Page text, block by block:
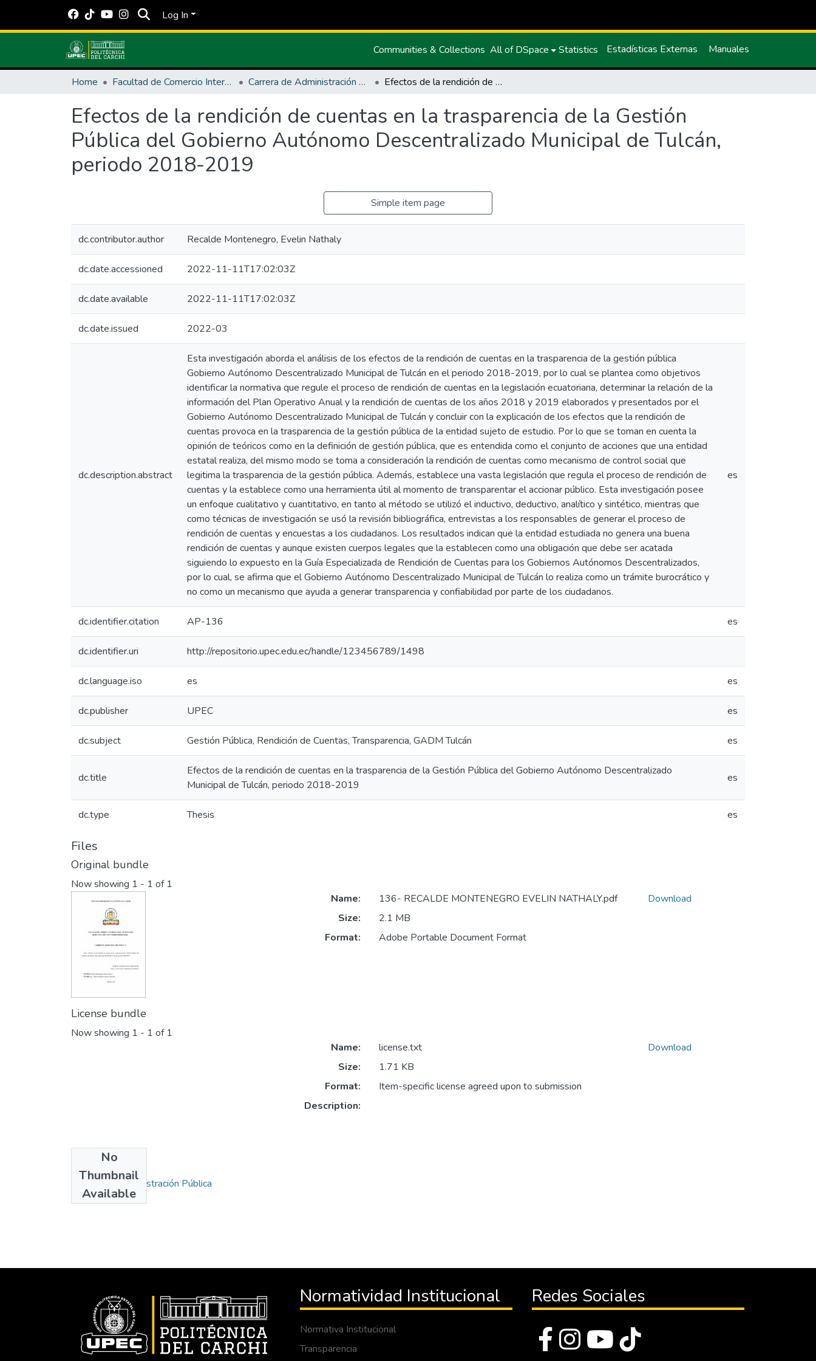
Log In
Communities & Collections All of DSpace Statistics Estadísticas Externas Manuales
Home Facultad de Comercio Internacional, Integración, Administración y Economía Empresarial Carrera de Administración Pública Efectos de la rendición de cuentas en la trasparencia de la Gestión Pública del Gobierno Autónomo Descentralizado Municipal de Tulcán, periodo 2018-2019
Efectos de la rendición de cuentas en la trasparencia de la Gestión
Pública del Gobierno Autónomo Descentralizado Municipal de Tulcán,
periodo 2018-2019
Simple item page
dc.contributor.author Recalde Montenegro, Evelin Nathaly
dc.date.accessioned 2022-11-11T17:02:03Z
dc.date.available 2022-11-11T17:02:03Z
dc.date.issued 2022-03
dc.description.abstract
Esta investigación aborda el análisis de los efectos de la rendición de cuentas en la trasparencia de la gestión pública
Gobierno Autónomo Descentralizado Municipal de Tulcán en el periodo 2018-2019, por lo cual se plantea como objetivos
identificar la normativa que regule el proceso de rendición de cuentas en la legislación ecuatoriana, determinar la relación de la
información del Plan Operativo Anual y la rendición de cuentas de los años 2018 y 2019 elaborados y presentados por el
Gobierno Autónomo Descentralizado Municipal de Tulcán y concluir con la explicación de los efectos que la rendición de
cuentas provoca en la trasparencia de la gestión pública de la entidad sujeto de estudio. Por lo que se toman en cuenta la
opinión de teóricos como en la definición de gestión pública, que es entendida como el conjunto de acciones que una entidad
estatal realiza, del mismo modo se toma a consideración la rendición de cuentas como mecanismo de control social que
legitima la trasparencia de la gestión pública. Además, establece una vasta legislación que regula el proceso de rendición de
cuentas y la establece como una herramienta útil al momento de transparentar el accionar público. Esta investigación posee
un enfoque cualitativo y cuantitativo, en tanto al método se utilizó el inductivo, deductivo, analítico y sintético, mientras que
como técnicas de investigación se usó la revisión bibliográfica, entrevistas a los responsables de generar el proceso de
rendición de cuentas y encuestas a los ciudadanos. Los resultados indican que la entidad estudiada no genera una buena
rendición de cuentas y aunque existen cuerpos legales que la establecen como una obligación que debe ser acatada
siguiendo lo expuesto en la Guía Especializada de Rendición de Cuentas para los Gobiernos Autónomos Descentralizados,
por lo cual, se afirma que el Gobierno Autónomo Descentralizado Municipal de Tulcán lo realiza como un trámite burocrático y
no como un mecanismo que ayuda a generar transparencia y confiabilidad por parte de los ciudadanos.
es
dc.identifier.citation AP-136 es
dc.identifier.uri http://repositorio.upec.edu.ec/handle/123456789/1498
dc.language.iso es es
dc.publisher UPEC es
dc.subject Gestión Pública, Rendición de Cuentas, Transparencia, GADM Tulcán es
dc.title
Efectos de la rendición de cuentas en la trasparencia de la Gestión Pública del Gobierno Autónomo Descentralizado
Municipal de Tulcán, periodo 2018-2019
es
dc.type Thesis es
Files
Original bundle
Now showing 1 - 1 of 1
Name:
136- RECALDE MONTENEGRO EVELIN NATHALY.pdf
Size:
2.1 MB
Format:
Adobe Portable Document Format
Download
License bundle
Now showing 1 - 1 of 1
No
Thumbnail
Available
Name:
license.txt
Size:
1.71 KB
Format:
Item-specific license agreed upon to submission
Description:
Download
Collections
Carrera de Administración Pública
Normatividad Institucional
Normativa Institucional
Transparencia
Redes Sociales